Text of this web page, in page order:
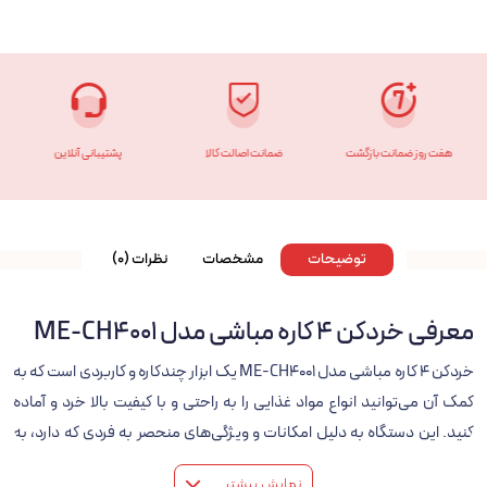
هفت روز ضمانت بازگشت ضمانت اصالت کالا پشتیبانی آنلاین
توضیحات مشخصات نظرات (0)
معرفی خردکن 4 کاره مباشی مدل ME-CH4001
خردکن 4 کاره مباشی مدل ME-CH4001 یک ابزار چندکاره و کاربردی است که به
کمک آن می‌توانید انواع مواد غذایی را به راحتی و با کیفیت بالا خرد و آماده
کنید. این دستگاه به دلیل امکانات و ویژگی‌های منحصر به فردی که دارد، به
گزینه‌ای ایده‌آل برای آشپزخانه‌های مدرن تبدیل شده است.